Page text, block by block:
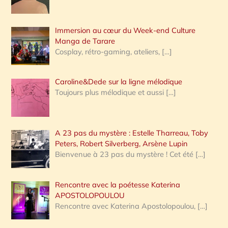
:
Immersion au cœur du Week-end Culture
Manga de Tarare
Cosplay, rétro-gaming, ateliers, […]
Caroline&Dede sur la ligne mélodique
Toujours plus mélodique et aussi […]
A 23 pas du mystère : Estelle Tharreau, Toby
Peters, Robert Silverberg, Arsène Lupin
Bienvenue à 23 pas du mystère ! Cet été […]
Rencontre avec la poétesse Katerina
APOSTOLOPOULOU
Rencontre avec Katerina Apostolopoulou, […]